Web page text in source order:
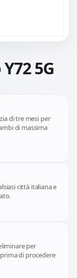
5G
di tre mesi per
di massima
città italiana e
per
di procedere